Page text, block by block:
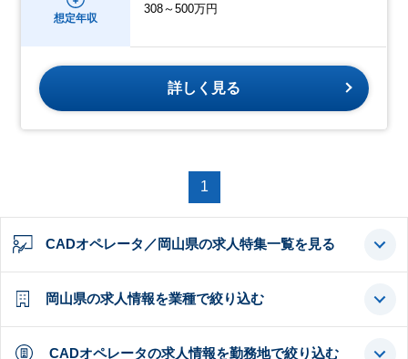
想定年収
308～500万円
詳しく見る
1
CADオペレータ／岡山県の求人特集一覧を見る
岡山県の求人情報を業種で絞り込む
CADオペレータの求人情報を勤務地で絞り込む